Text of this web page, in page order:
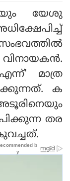
യേശു​
മാത്ര
ക
തര